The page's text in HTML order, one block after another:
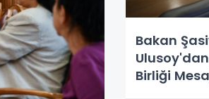
Bakan
Birliği